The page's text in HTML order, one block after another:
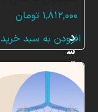
۱,۸۱۲,۰۰۰ تومان
افزودن به سبد خرید
د
س
ت
ر
ی